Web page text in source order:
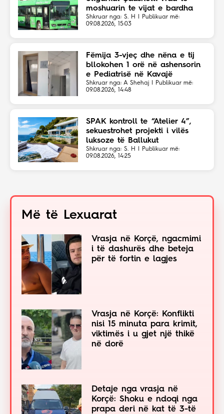
moshuarin te vijat e bardha
Shkruar nga: S. H | Publikuar më:
09.08.2026, 15:03
Fëmija 3-vjeç dhe nëna e tij
bllokohen 1 orë në ashensorin
e Pediatrisë në Kavajë
Shkruar nga: A Shehaj | Publikuar më:
09.08.2026, 14:48
SPAK kontroll te “Atelier 4”,
sekuestrohet projekti i vilës
luksoze të Ballukut
Shkruar nga: S. H | Publikuar më:
09.08.2026, 14:25
Më të Lexuarat
Vrasja në Korçë, ngacmimi
i të dashurës dhe beteja
për të fortin e lagjes
Vrasja në Korçë: Konflikti
nisi 15 minuta para krimit,
viktimës i u gjet një thikë
në dorë
Detaje nga vrasja në
Korçë: Shoku e ndoqi nga
prapa deri në kat të 3-të